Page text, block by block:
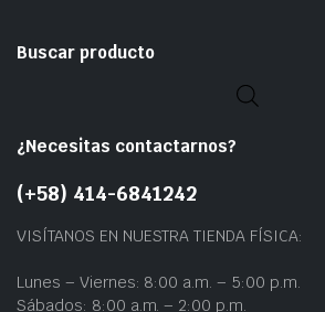
Buscar producto
¿Necesitas contactarnos?
(+58) 414-6841242
VISÍTANOS EN NUESTRA TIENDA FÍSICA:
Lunes – Viernes: 8:00 a.m. – 5:00 p.m.
Sábados: 8:00 a.m. – 2:00 p.m.